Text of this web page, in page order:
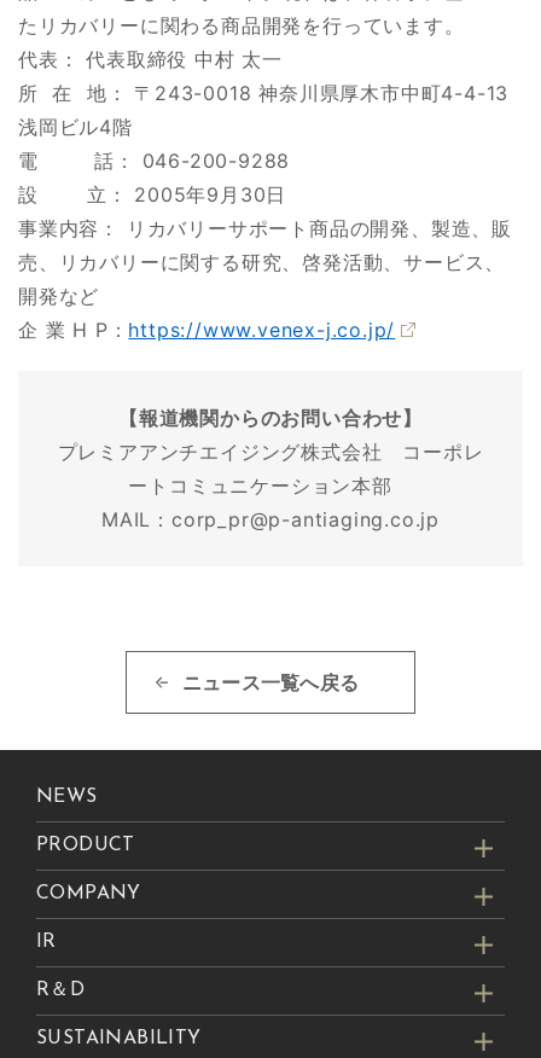
たリカバリーに関わる商品開発を行っています。
代表： 代表取締役 中村 太一
所 在 地： 〒243-0018 神奈川県厚木市中町4-4-13
浅岡ビル4階
電 話： 046-200-9288
設 立： 2005年9月30日
事業内容： リカバリーサポート商品の開発、製造、販
売、リカバリーに関する研究、啓発活動、サービス、
開発など
企 業 H P： https://www.venex-j.co.jp/
【報道機関からのお問い合わせ】
プレミアアンチエイジング株式会社 コーポレ
ートコミュニケーション本部
MAIL：corp_pr@p-antiaging.co.jp
ニュース一覧へ戻る
NEWS
PRODUCT
COMPANY
IR
R＆D
SUSTAINABILITY